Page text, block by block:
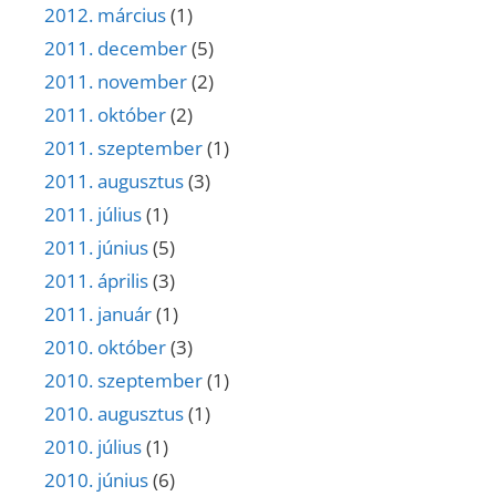
2012. március(1)
2011. december(5)
2011. november(2)
2011. október(2)
2011. szeptember(1)
2011. augusztus(3)
2011. július(1)
2011. június(5)
2011. április(3)
2011. január(1)
2010. október(3)
2010. szeptember(1)
2010. augusztus(1)
2010. július(1)
2010. június(6)